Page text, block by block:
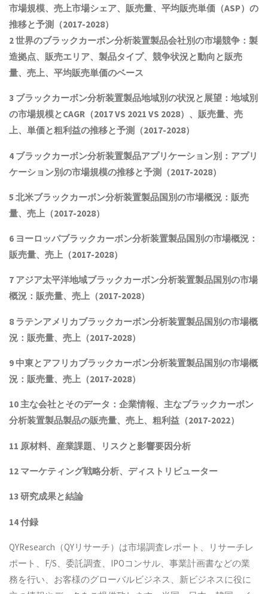
市場規模、売上市場シェア、販売量、平均販売単価（ASP）の
推移と予測 （2017-2028）
2 世界のブラックカーボン分析装置製品会社別の市場競争：製
造拠点、販売エリア、製品タイプ、競争状況と動向と販売
量、売上、平均販売単価のベース
3 ブラックカーボン分析装置製品地域別の状況と展望：地域別
の市場規模とCAGR （2017 VS 2021 VS 2028）、販売量、売
上、単価と粗利益の推移と予測（2017-2028）
4 ブラックカーボン分析装置製品アプリケーション別：アプリ
ケーション別の市場規模の推移と予測（2017-2028）
5 北米ブラックカーボン分析装置製品国別の市場概況 ：販売
量、売上（2017-2028）
6 ヨーロッパブラックカーボン分析装置製品国別の市場概況：
販売量、売上（2017-2028）
7 アジア太平洋地域ブラックカーボン分析装置製品国別の市場
概況：販売量、売上（2017-2028）
8 ラテンアメリカブラックカーボン分析装置製品国別の市場概
況：販売量、売上（2017-2028）
9 中東とアフリカブラックカーボン分析装置製品国別の市場概
況：販売量、売上（2017-2028）
10 主な会社とそのデータ ：企業情報、主なブラックカーボン
分析装置製品製品の販売量、売上、粗利益（2017-2022）
11 原材料、産業課題、リスクと影響要因分析
12 マーケティング戦略分析、ディストリビューター
13 研究成果と結論
14 付録
QYResearch（QYリサーチ）は市場調査レポート、リサーチレ
ポート、F/S、委託調査、IPOコンサル、事業計画書などの業
務を行い、お客様のグローバルビジネス、新ビジネスに役に